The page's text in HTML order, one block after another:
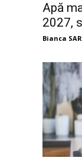
Apă
2027,
Bianca